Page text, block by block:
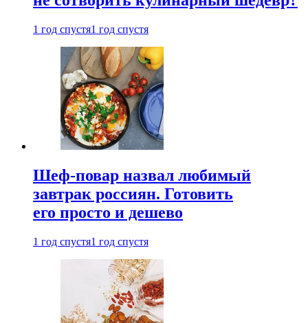
1 год спустя1 год спустя
Шеф-повар назвал любимый
завтрак россиян. Готовить
его просто и дешево
1 год спустя1 год спустя